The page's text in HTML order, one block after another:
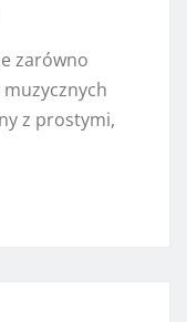
zarówno
z prostymi,